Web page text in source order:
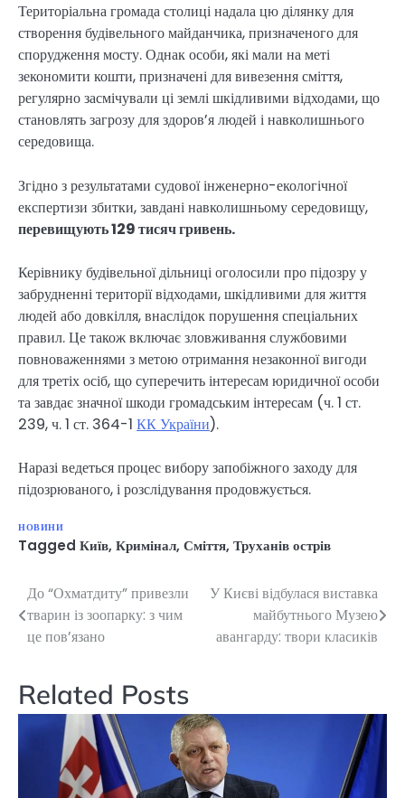
Територіальна громада столиці надала цю ділянку для
створення будівельного майданчика, призначеного для
спорудження мосту. Однак особи, які мали на меті
зекономити кошти, призначені для вивезення сміття,
регулярно засмічували ці землі шкідливими відходами, що
становлять загрозу для здоров’я людей і навколишнього
середовища.
Згідно з результатами судової інженерно-екологічної
експертизи збитки, завдані навколишньому середовищу,
перевищують 129 тисяч гривень.
Керівнику будівельної дільниці оголосили про підозру у
забрудненні території відходами, шкідливими для життя
людей або довкілля, внаслідок порушення спеціальних
правил. Це також включає зловживання службовими
повноваженнями з метою отримання незаконної вигоди
для третіх осіб, що суперечить інтересам юридичної особи
та завдає значної шкоди громадським інтересам (ч. 1 ст.
239, ч. 1 ст. 364-1 КК України).
Наразі ведеться процес вибору запобіжного заходу для
підозрюваного, і розслідування продовжується.
НОВИНИ
Tagged Київ, Кримінал, Сміття, Труханів острів
Навігація
записів
До “Охматдиту” привезли
тварин із зоопарку: з чим
це пов’язано
У Києві відбулася виставка
майбутнього Музею
авангарду: твори класиків
Related Posts